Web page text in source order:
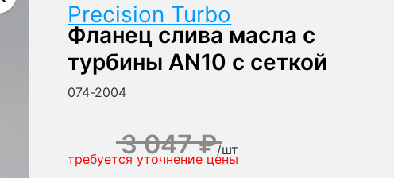
Precision Turbo
Фланец слива масла с
турбины AN10 с сеткой
074-2004
3 047 ₽/шт
требуется уточнение цены